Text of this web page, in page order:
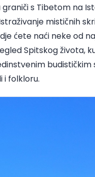
s Tibetom na
mističnih
ćete naći neke od
Spitskog života,
i folkloru.